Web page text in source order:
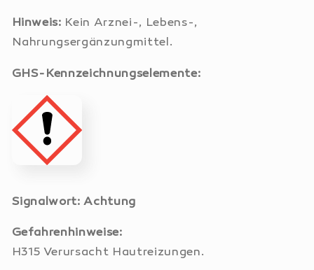
Hinweis: Kein Arznei-, Lebens-,
Nahrungsergänzungmittel.
GHS-Kennzeichnungselemente:
Signalwort: Achtung
Gefahrenhinweise:
H315 Verursacht Hautreizungen.